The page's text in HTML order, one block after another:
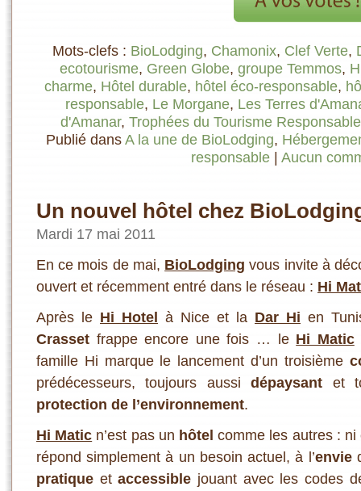
Mots-clefs : BioLodging, Chamonix, Clef Verte,
ecotourisme, Green Globe, groupe Temmos,
charme, Hôtel durable, hôtel éco-responsable,
responsable, Le Morgane, Les Terres
d'Amanar, Trophées du Tourisme Responsable
Publié dansA la une de BioLodging,
responsable| Aucun
Un nouvel hôtel chez
Mardi 17 mai 2011
En ce mois de mai, BioLodging vous invite à
ouvert et récemment entré dans le réseau : Hi
Après le Hi Hotel à Nice et la Dar Hi en
Crasset frappe encore une fois … le Hi Matic
famille Hi marque le lancement d’un troisième
prédécesseurs, toujours aussidépaysant et
protection de l’environnement.
Hi Matic n’est pas un hôtel comme les autres :
répond simplement à un besoin actuel, à l’envie
pratique etaccessible jouant avec les codes